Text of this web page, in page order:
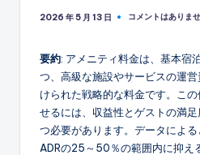
2026 年 5 月 13 日 コメントはありま
要約: アメニティ料金は、基本宿
つ、高級な施設やサービスの運
けられた戦略的な料金です。こ
せるには、収益性とゲストの満
つ必要があります。データによ
ADRの25～50％の範囲内に抑え